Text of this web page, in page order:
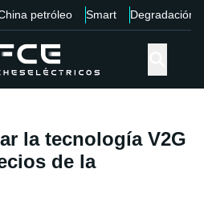
petróleo Smart Degradación
la tecnología V2G
de la